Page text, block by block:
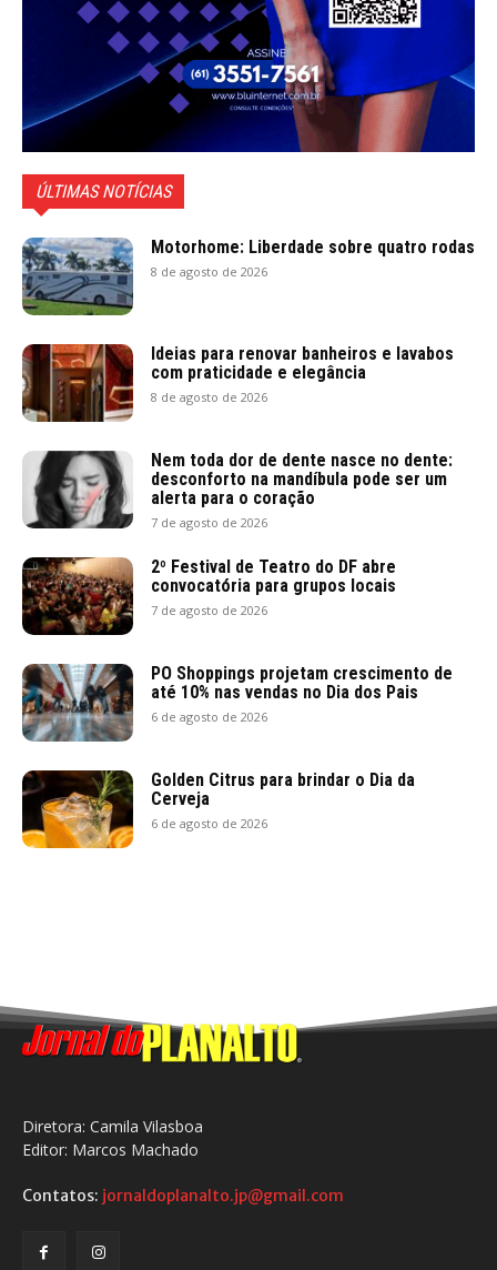
ÚLTIMAS NOTÍCIAS
Motorhome: Liberdade sobre quatro rodas
8 de agosto de 2026
Ideias para renovar banheiros e lavabos
com praticidade e elegância
8 de agosto de 2026
Nem toda dor de dente nasce no dente:
desconforto na mandíbula pode ser um
alerta para o coração
7 de agosto de 2026
2º Festival de Teatro do DF abre
convocatória para grupos locais
7 de agosto de 2026
PO Shoppings projetam crescimento de
até 10% nas vendas no Dia dos Pais
6 de agosto de 2026
Golden Citrus para brindar o Dia da
Cerveja
6 de agosto de 2026
Diretora: Camila Vilasboa
Editor: Marcos Machado
Contatos: jornaldoplanalto.jp@gmail.com